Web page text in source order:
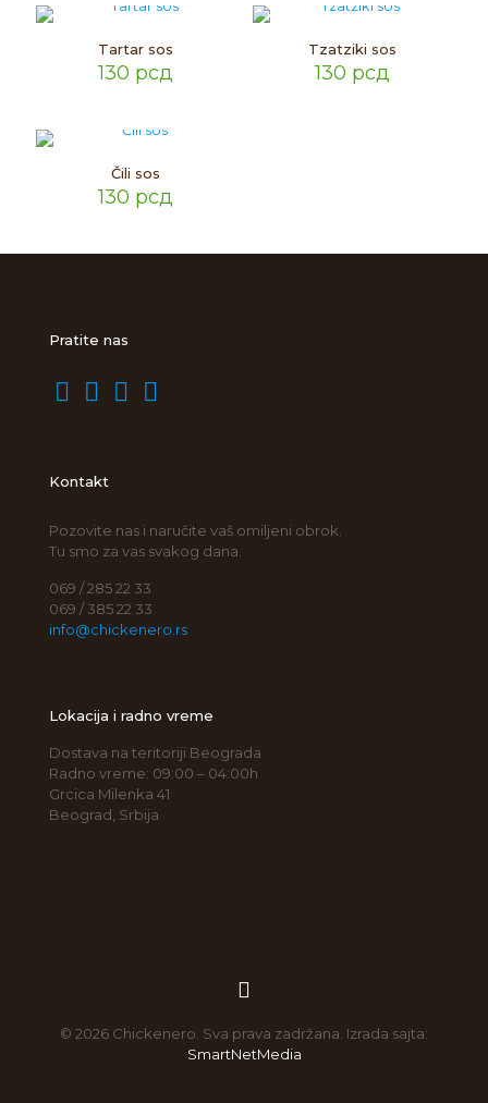
Tartar sos
130 рсд
Tzatziki sos
130 рсд
Čili sos
130 рсд
Pratite nas
Kontakt
Pozovite nas i naručite vaš omiljeni obrok.
Tu smo za vas svakog dana.
069 / 285 22 33
069 / 385 22 33
info@chickenero.rs
Lokacija i radno vreme
Dostava na teritoriji Beograda
Radno vreme: 09:00 – 04:00h
Grcica Milenka 41
Beograd, Srbija
© 2026 Chickenero. Sva prava zadržana. Izrada sajta:
SmartNetMedia